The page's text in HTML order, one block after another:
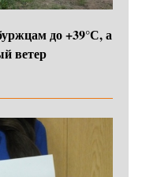
до +39°С, а
ветер